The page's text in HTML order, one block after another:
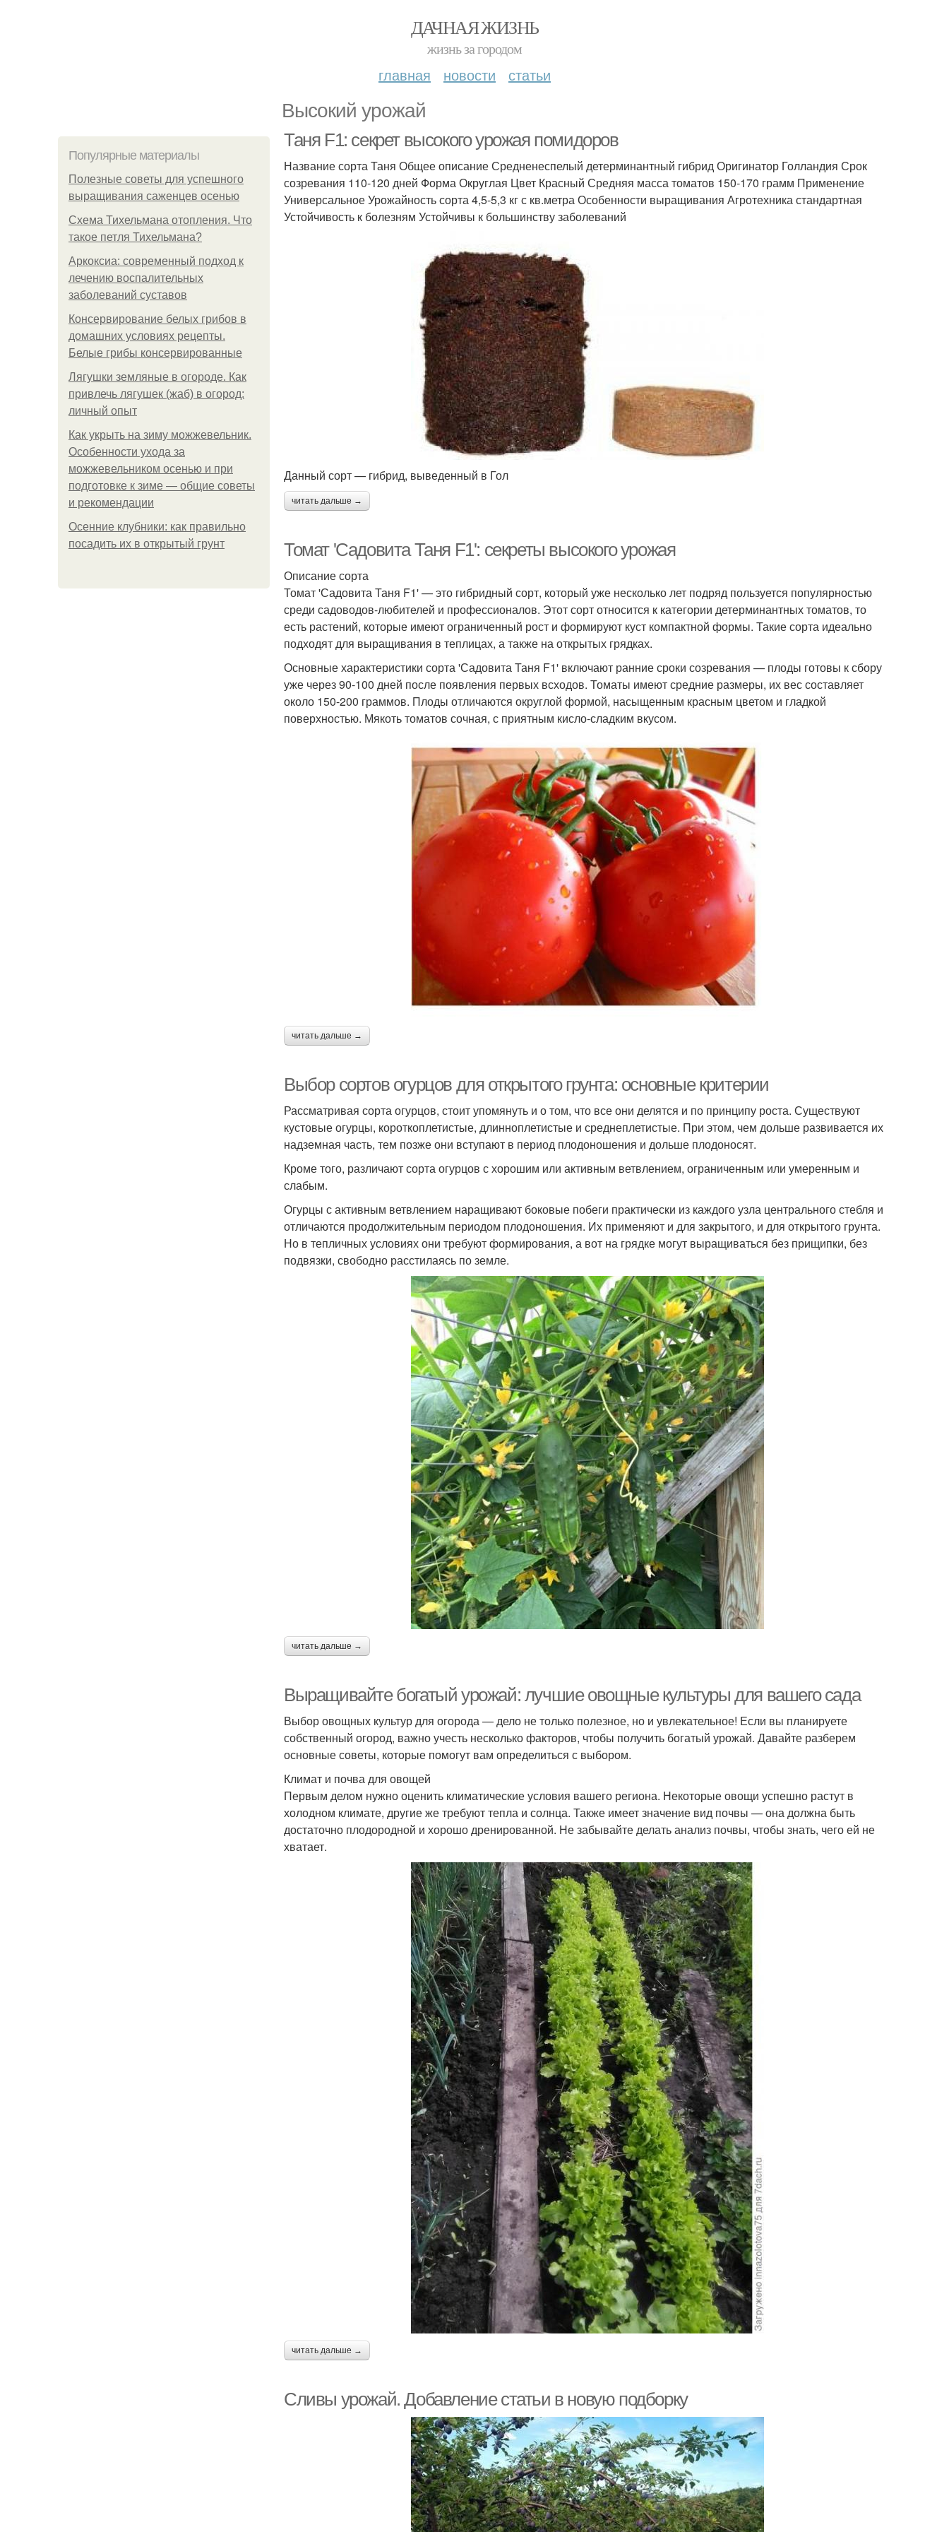
ДАЧНАЯ ЖИЗНЬ
жизнь за городом
главная новости статьи
Высокий урожай
Популярные материалы
Полезные советы для успешного
выращивания саженцев осенью
Схема Тихельмана отопления. Что
такое петля Тихельмана?
Аркоксиа: современный подход к
лечению воспалительных
заболеваний суставов
Консервирование белых грибов в
домашних условиях рецепты.
Белые грибы консервированные
Лягушки земляные в огороде. Как
привлечь лягушек (жаб) в огород:
личный опыт
Как укрыть на зиму можжевельник.
Особенности ухода за
можжевельником осенью и при
подготовке к зиме — общие советы
и рекомендации
Осенние клубники: как правильно
посадить их в открытый грунт
Таня F1: секрет высокого урожая помидоров
Название сорта Таня Общее описание Средненеспелый детерминантный гибрид Оригинатор Голландия Срок
созревания 110-120 дней Форма Округлая Цвет Красный Средняя масса томатов 150-170 грамм Применение
Универсальное Урожайность сорта 4,5-5,3 кг с кв.метра Особенности выращивания Агротехника стандартная
Устойчивость к болезням Устойчивы к большинству заболеваний
Данный сорт — гибрид, выведенный в Гол
читать дальше →
Томат 'Садовита Таня F1': секреты высокого урожая
Описание сорта
Томат 'Садовита Таня F1' — это гибридный сорт, который уже несколько лет подряд пользуется популярностью
среди садоводов-любителей и профессионалов. Этот сорт относится к категории детерминантных томатов, то
есть растений, которые имеют ограниченный рост и формируют куст компактной формы. Такие сорта идеально
подходят для выращивания в теплицах, а также на открытых грядках.
Основные характеристики сорта 'Садовита Таня F1' включают ранние сроки созревания — плоды готовы к сбору
уже через 90-100 дней после появления первых всходов. Томаты имеют средние размеры, их вес составляет
около 150-200 граммов. Плоды отличаются округлой формой, насыщенным красным цветом и гладкой
поверхностью. Мякоть томатов сочная, с приятным кисло-сладким вкусом.
читать дальше →
Выбор сортов огурцов для открытого грунта: основные критерии
Рассматривая сорта огурцов, стоит упомянуть и о том, что все они делятся и по принципу роста. Существуют
кустовые огурцы, короткоплетистые, длинноплетистые и среднеплетистые. При этом, чем дольше развивается их
надземная часть, тем позже они вступают в период плодоношения и дольше плодоносят.
Кроме того, различают сорта огурцов с хорошим или активным ветвлением, ограниченным или умеренным и
слабым.
Огурцы с активным ветвлением наращивают боковые побеги практически из каждого узла центрального стебля и
отличаются продолжительным периодом плодоношения. Их применяют и для закрытого, и для открытого грунта.
Но в тепличных условиях они требуют формирования, а вот на грядке могут выращиваться без прищипки, без
подвязки, свободно расстилаясь по земле.
читать дальше →
Выращивайте богатый урожай: лучшие овощные культуры для вашего сада
Выбор овощных культур для огорода — дело не только полезное, но и увлекательное! Если вы планируете
собственный огород, важно учесть несколько факторов, чтобы получить богатый урожай. Давайте разберем
основные советы, которые помогут вам определиться с выбором.
Климат и почва для овощей
Первым делом нужно оценить климатические условия вашего региона. Некоторые овощи успешно растут в
холодном климате, другие же требуют тепла и солнца. Также имеет значение вид почвы — она должна быть
достаточно плодородной и хорошо дренированной. Не забывайте делать анализ почвы, чтобы знать, чего ей не
хватает.
читать дальше →
Сливы урожай. Добавление статьи в новую подборку